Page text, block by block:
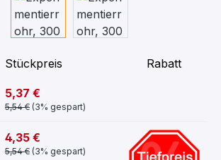
Stückpreis Rabatt
5,37 €
5,54 € (3% gespart)
4,35 €
5,54 € (3% gespart)
-19%